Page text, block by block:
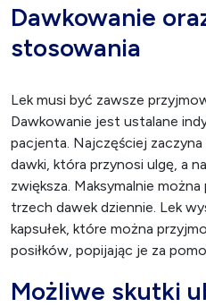
Dawkowanie
stosowania
Lek musi być zawsze
Dawkowanie jest ustalane
pacjenta. Najczęściej
dawki, która przynosi ulgę, a
zwiększa. Maksymalnie
trzech dawek dziennie. Lek
kapsułek, które można
posiłków, popijając je za
Możliwe skutki